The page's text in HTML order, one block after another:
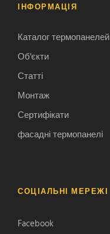
ІНФОРМАЦІЯ
Каталог термопанелей
Об'єкти
Статті
Монтаж
Сертифікати
фасадні термопанелі
СОЦІАЛЬНІ МЕРЕЖІ
Facebook